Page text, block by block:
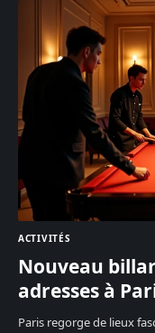
ACTIVITÉS
Nouveau
adresses à
Paris regorge de lieux